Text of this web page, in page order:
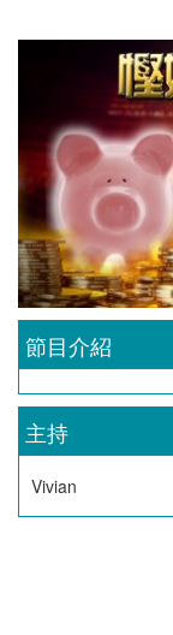
節目介紹
主持
Vivian